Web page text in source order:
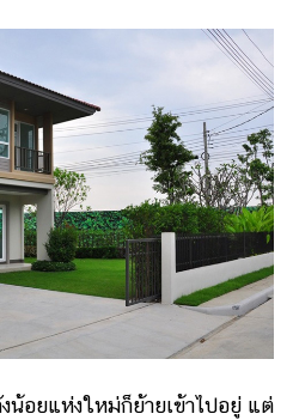
น้อยแห่งใหม่ก็ย้ายเข้าไปอยู่ แต่